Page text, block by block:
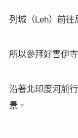
列城（Leh）前往
所以參拜好雪伊
沿著北印度河前
景。